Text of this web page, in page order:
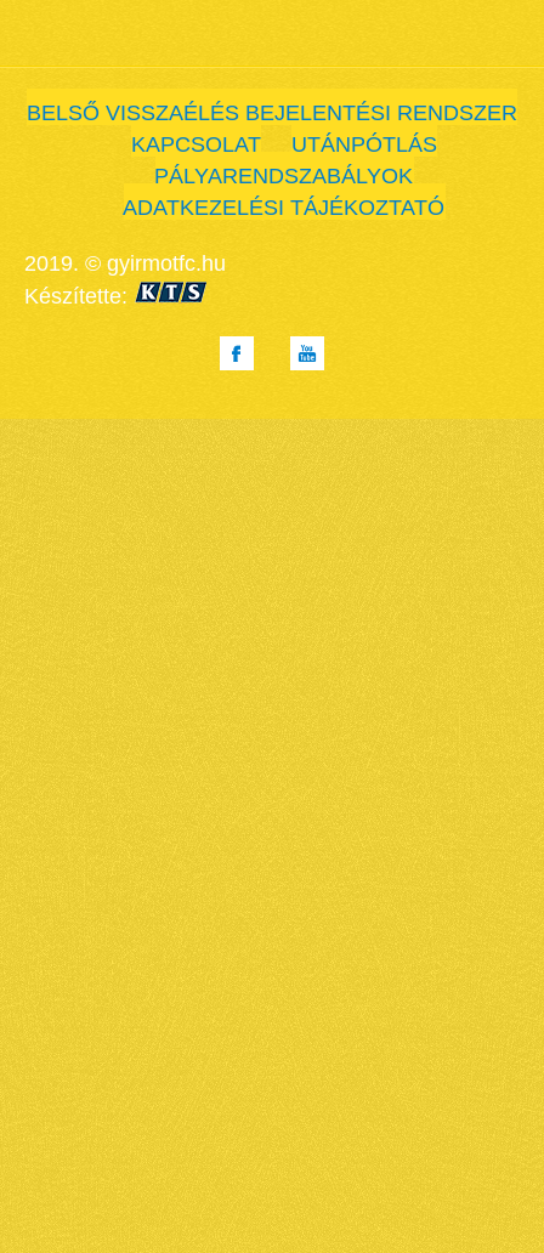
BELSŐ VISSZAÉLÉS BEJELENTÉSI RENDSZER
KAPCSOLAT
UTÁNPÓTLÁS
PÁLYARENDSZABÁLYOK
ADATKEZELÉSI TÁJÉKOZTATÓ
2019. © gyirmotfc.hu
Készítette: